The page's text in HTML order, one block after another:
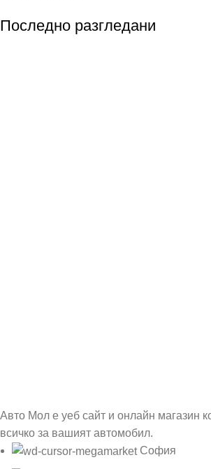
Последно разгледани
Авто Мол е уеб сайт и онлайн магазин
всичко за вашият автомобил.
София